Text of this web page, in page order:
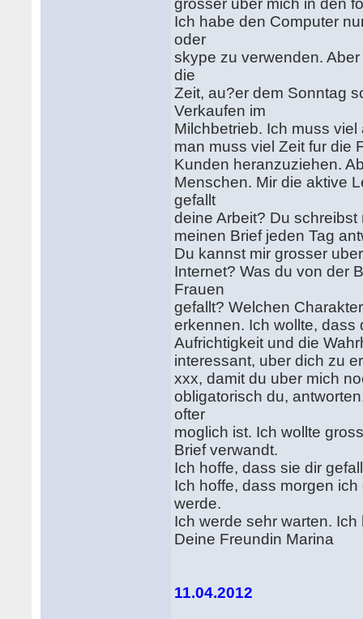
grosser uber mich in den
Ich habe den Computer
oder
skype zu verwenden.
die
Zeit, au?er dem Sonntag
Verkaufen im
Milchbetrieb. Ich muss
man muss viel Zeit fur die
Kunden heranzuziehen.
Menschen. Mir die aktive
gefallt
deine Arbeit? Du
meinen Brief jeden Tag
Du kannst mir grosser
Internet? Was du von der
Frauen
gefallt? Welchen
erkennen. Ich wollte,
Aufrichtigkeit und die
interessant, uber dich zu
xxx, damit du uber mich
obligatorisch du,
ofter
moglich ist. Ich wollte
Brief verwandt.
Ich hoffe, dass sie dir
Ich hoffe, dass morgen
werde.
Ich werde sehr warten.
Deine Freundin Marina
11.04.2012